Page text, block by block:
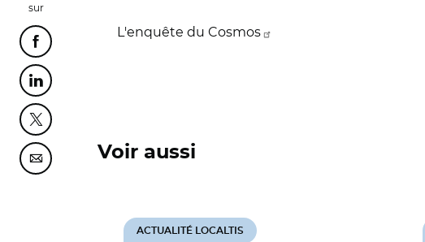
sur
Partager cette page sur Facebook
Partager cette page sur Linkedin
Partager cette page sur Twitter
Partager cette page sur Courriel
L'enquête du Cosmos
Voir aussi
ACTUALITÉ LOCALTIS